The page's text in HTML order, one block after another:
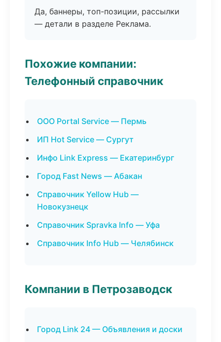
Да, баннеры, топ-позиции, рассылки
— детали в разделе Реклама.
Похожие компании:
Телефонный справочник
ООО Portal Service — Пермь
ИП Hot Service — Сургут
Инфо Link Express — Екатеринбург
Город Fast News — Абакан
Справочник Yellow Hub —
Новокузнецк
Справочник Spravka Info — Уфа
Справочник Info Hub — Челябинск
Компании в Петрозаводск
Город Link 24 — Объявления и доски